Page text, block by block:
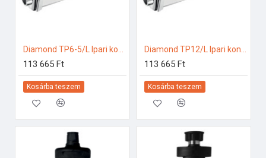
113 665 Ft
Kosárba teszem
113 665 Ft
Kosárba teszem